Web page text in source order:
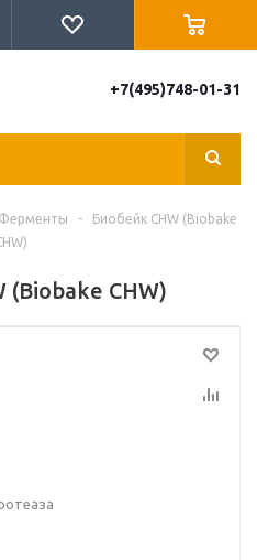
+7(495)748-01-31
Ферменты -
Биобейк СHW (Biobake
(Biobake CHW)